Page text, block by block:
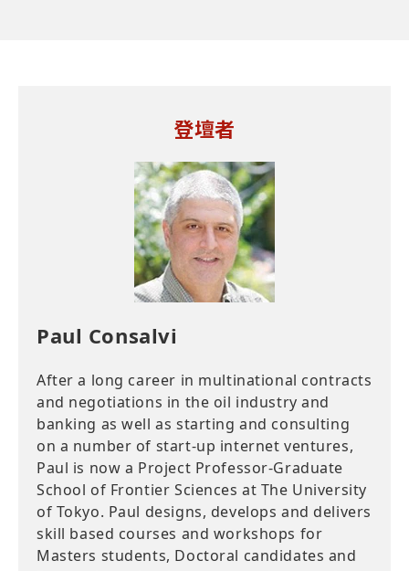
登壇者
Paul Consalvi
After a long career in multinational contracts
and negotiations in the oil industry and
banking as well as starting and consulting
on a number of start-up internet ventures,
Paul is now a Project Professor-Graduate
School of Frontier Sciences at The University
of Tokyo. Paul designs, develops and delivers
skill based courses and workshops for
Masters students, Doctoral candidates and